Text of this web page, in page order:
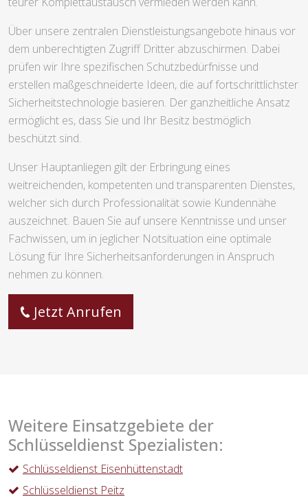
Über unsere zentralen Dienstleistungsangebote hinaus vor
dem unberechtigten Zugriff Dritter abzuschirmen. Dabei
prüfen wir Ihre spezifischen Schutzbedürfnisse und
erstellen maßgeschneiderte Ideen, die auf fortschrittlichster
Sicherheitstechnologie basieren. Der ganzheitliche Ansatz
ermöglicht es, dass Sie und Ihr Besitz bestmöglich
beschützt sind.
Unser Hauptanliegen gilt der Erbringung eines
weitreichenden, kompetenten und transparenten Dienstes,
welcher sich durch Professionalität sowie Kundennähe
auszeichnet. Bauen Sie auf unsere Kenntnisse und unser
Fachwissen, um in jeglicher Notsituation eine optimale
Lösung für Ihre Sicherheitsanforderungen in Anspruch
nehmen zu können.
Jetzt Anrufen
Weitere Einsatzgebiete der
Schlüsseldienst Spezialisten:
Schlüsseldienst Eisenhüttenstadt
Schlüsseldienst Peitz